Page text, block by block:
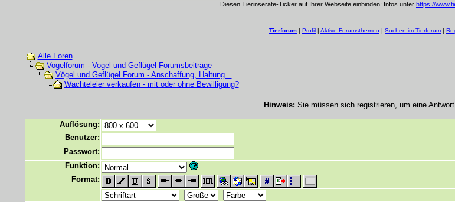
Diesen Tierinserate-Ticker auf Ihrer Webseite einbinden: Infos unter https://
Tierforum | Profil | Aktive Forumsthemen | Suchen im Tierforum |
Alle Foren
Vogelforum - Vogel und Geflügel Forumsbeiträge
Vögel und Geflügel Forum - Anschaffung, Haltung...
Wachteleier verkaufen - mit oder ohne Bewilligung?
Hinweis: Sie müssen sich registrieren, um eine
Auflösung:
Benutzer:
Passwort:
Funktion:
Format: